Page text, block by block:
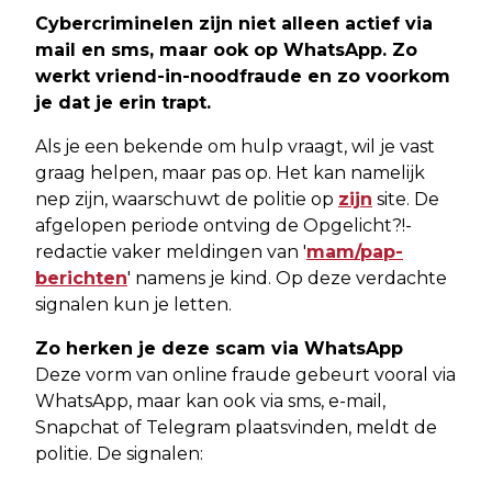
Cybercriminelen zijn niet alleen actief via
mail en sms, maar ook op WhatsApp. Zo
werkt vriend-in-noodfraude en zo voorkom
je dat je erin trapt.
Als je een bekende om hulp vraagt, wil je vast
graag helpen, maar pas op. Het kan namelijk
nep zijn, waarschuwt de politie op zijn site. De
afgelopen periode ontving de Opgelicht?!-
redactie vaker meldingen van 'mam/pap-
berichten' namens je kind. Op deze verdachte
signalen kun je letten.
Zo herken je deze scam via WhatsApp
Deze vorm van online fraude gebeurt vooral via
WhatsApp, maar kan ook via sms, e-mail,
Snapchat of Telegram plaatsvinden, meldt de
politie. De signalen: